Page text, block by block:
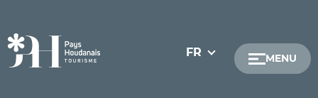
FR MENU